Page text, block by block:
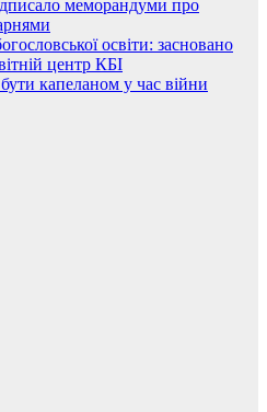
меморандуми про
освіти: засновано
центр КБІ
капеланом у час війни